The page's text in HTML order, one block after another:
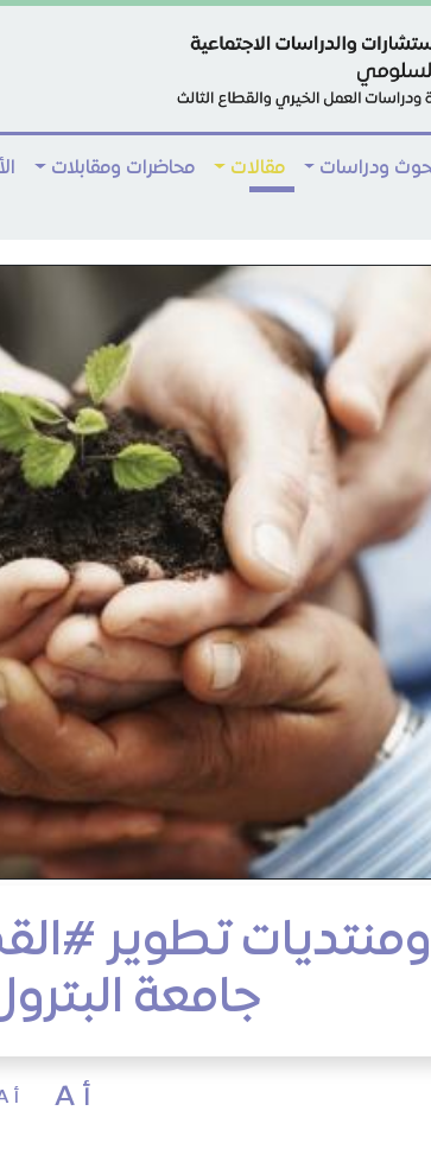
ودراسات مقالات محاضرات ومقابلات
تطوير
جامعة
أ A أ A